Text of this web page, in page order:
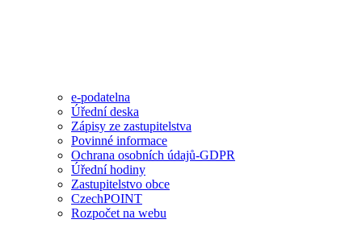
e-podatelna
Úřední deska
Zápisy ze zastupitelstva
Povinné informace
Ochrana osobních údajů-GDPR
Úřední hodiny
Zastupitelstvo obce
CzechPOINT
Rozpočet na webu